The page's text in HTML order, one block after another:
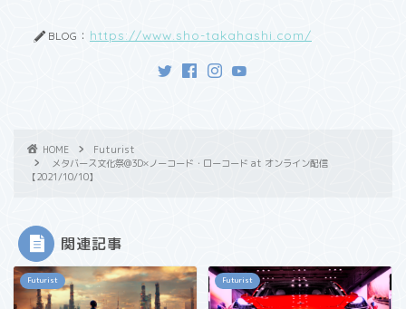
BLOG： https://www.sho-takahashi.com/
HOME
Futurist
メタバース文化祭@3D×ノーコード・ローコード at オンライン配信
【2021/10/10】
関連記事
Futurist Futurist